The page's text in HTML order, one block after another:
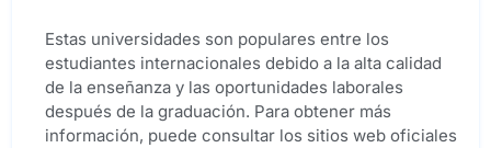
Estas universidades son populares entre los
estudiantes internacionales debido a la alta calidad
de la enseñanza y las oportunidades laborales
después de la graduación. Para obtener más
información, puede consultar los sitios web oficiales